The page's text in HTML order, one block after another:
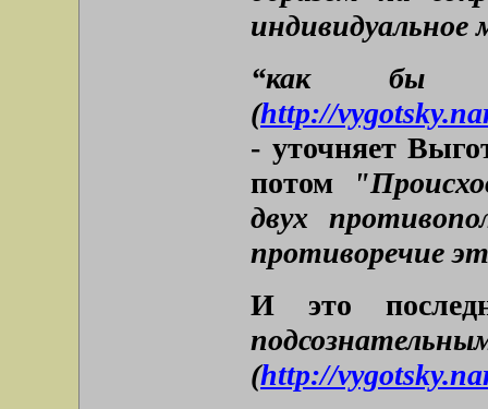
“как бы
(http://
- уточняет
потом
двух
противоречие
И это
(http://